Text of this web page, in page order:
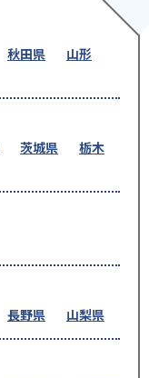
秋田県
山形
茨城県
栃木
長野県 山梨県